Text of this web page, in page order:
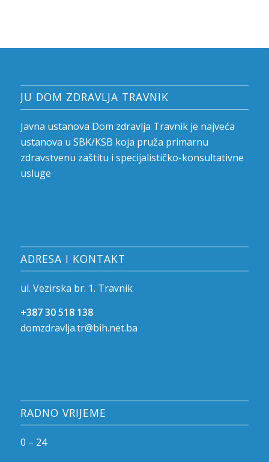
JU DOM ZDRAVLJA TRAVNIK
Javna ustanova Dom zdravlja Travnik je najveća
ustanova u SBK/KSB koja pruža primarnu
zdravstvenu zaštitu i specijalističko-konsultativne
usluge
ADRESA I KONTAKT
ul. Vezirska br. 1. Travnik
+387 30 518 138
domzdravlja.tr@bih.net.ba
RADNO VRIJEME
0 – 24